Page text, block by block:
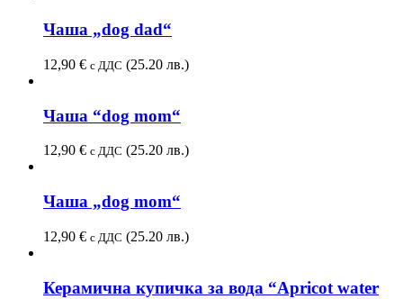
Чаша „dog dad“
12,90 € с ДДС (25.20 лв.)
Чаша “dog mom“
12,90 € с ДДС (25.20 лв.)
Чаша „dog mom“
12,90 € с ДДС (25.20 лв.)
Керамична купичка за вода “Apricot water